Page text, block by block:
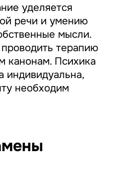
уделяется
речи и умению
мысли.
терапию
канонам. Психика
индивидуальна,
необходим